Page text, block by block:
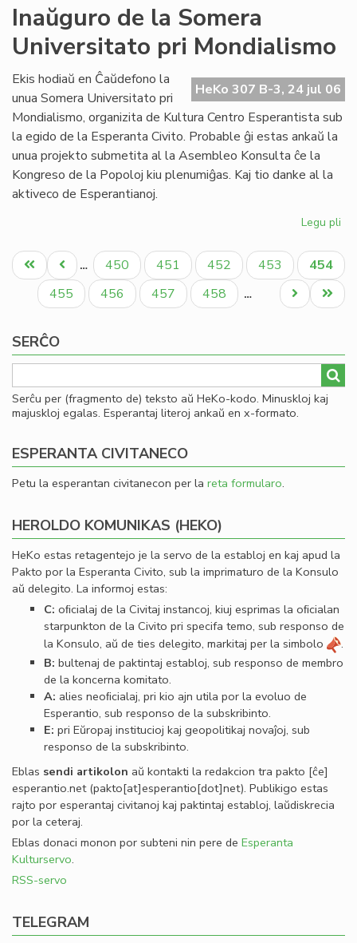
Inaŭguro de la Somera
Universitato pri Mondialismo
HeKo 307 B-3, 24 jul 06
Ekis hodiaŭ en Ĉaŭdefono la
unua Somera Universitato pri
Mondialismo, organizita de Kultura Centro Esperantista sub
la egido de la Esperanta Civito. Probable ĝi estas ankaŭ la
unua projekto submetita al la Asembleo Konsulta ĉe la
Kongreso de la Popoloj kiu plenumiĝas. Kaj tio danke al la
aktiveco de Esperantianoj.
Legu pli
de
la
Pagination
Unua
paĝo
Antaŭa
paĝo
… Paĝo
450 Paĝo
451 Paĝo
452 Paĝo
453
Aktuala
paĝo
454
Paĝo
455 Paĝo
456 Paĝo
457 Paĝo
458 …
Last
page
Next
page
SERĈO
Serĉu per (fragmento de) teksto aŭ HeKo-kodo. Minuskloj kaj
majuskloj egalas. Esperantaj literoj ankaŭ en x-formato.
ESPERANTA CIVITANECO
Petu la esperantan civitanecon per la reta formularo.
HEROLDO KOMUNIKAS (HEKO)
HeKo estas retagentejo je la servo de la establoj en kaj apud la
Pakto por la Esperanta Civito, sub la imprimaturo de la Konsulo
aŭ delegito. La informoj estas:
C: oﬁcialaj de la Civitaj instancoj, kiuj esprimas la oﬁcialan
starpunkton de la Civito pri specifa temo, sub responso de
la Konsulo, aŭ de ties delegito, markitaj per la simbolo
.
B: bultenaj de paktintaj establoj, sub responso de membro
de la koncerna komitato.
A: alies neoﬁcialaj, pri kio ajn utila por la evoluo de
Esperantio, sub responso de la subskribinto.
E: pri Eŭropaj institucioj kaj geopolitikaj novaĵoj, sub
responso de la subskribinto.
Eblas sendi artikolon aŭ kontakti la redakcion tra pakto [ĉe]
esperantio.net(pakto[at]esperantio[dot]net). Publikigo estas
rajto por esperantaj civitanoj kaj paktintaj establoj, laŭdiskrecia
por la ceteraj.
Eblas donaci monon por subteni nin pere de Esperanta
Kulturservo.
RSS-servo
TELEGRAM